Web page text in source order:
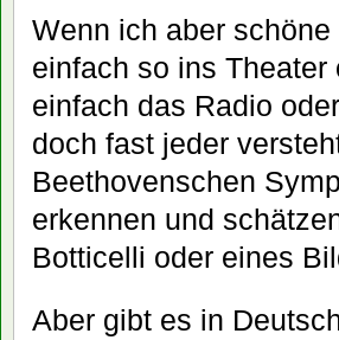
Wenn ich aber
einfach so ins
einfach das Radio
doch fast jeder
Beethovenschen
erkennen und
Botticelli oder eines
Aber gibt es in